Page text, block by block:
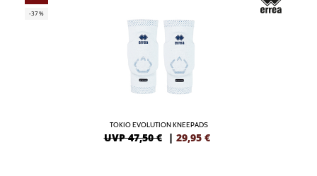
-37%
TOKIO EVOLUTION KNEEPADS
UVP 47,50 € | 29,95 €